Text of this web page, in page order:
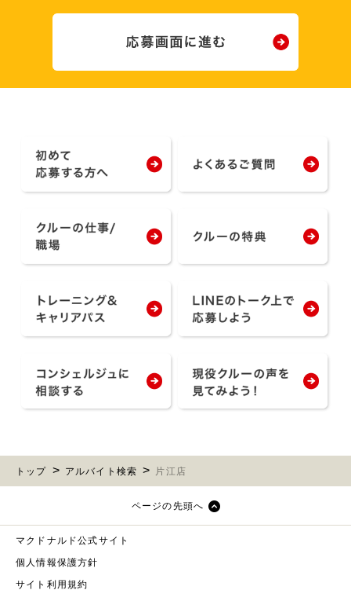
トップ アルバイト検索 片江店
ページの先頭へ
マクドナルド公式サイト
個人情報保護方針
サイト利用規約